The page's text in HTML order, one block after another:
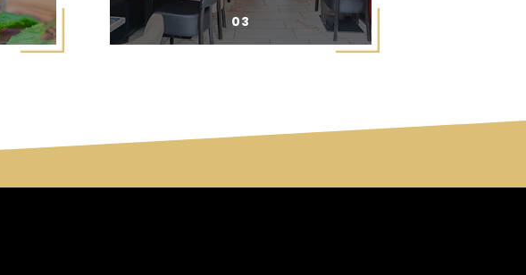
03